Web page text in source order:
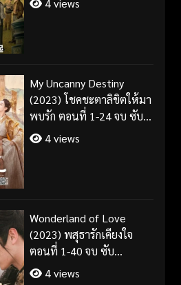
My Uncanny Destiny
(2023) โชคชะตาลิขิตให้มา
พบรัก ตอนที่ 1-24 จบ ซับ
ไทย/พากย์ไทย
4 views
Wonderland of Love
(2023) พสุธารักเคียงใจ
ตอนที่ 1-40 จบ ซับ
ไทย+พากย์ไทย
4 views